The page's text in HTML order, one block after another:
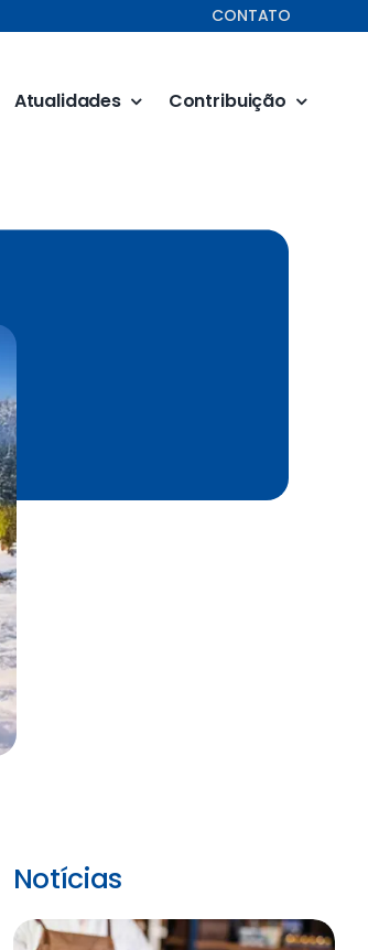
CONTATO
Atualidades Contribuição
Notícias